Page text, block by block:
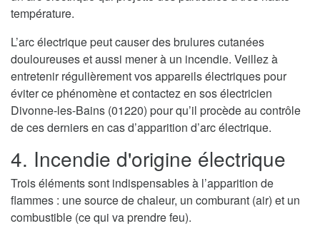
température.
L’arc électrique peut causer des brulures cutanées
douloureuses et aussi mener à un incendie. Veillez à
entretenir régulièrement vos appareils électriques pour
éviter ce phénomène et contactez en sos électricien
Divonne-les-Bains (01220) pour qu’il procède au contrôle
de ces derniers en cas d’apparition d’arc électrique.
4. Incendie d'origine électrique
Trois éléments sont indispensables à l’apparition de
flammes : une source de chaleur, un comburant (air) et un
combustible (ce qui va prendre feu).